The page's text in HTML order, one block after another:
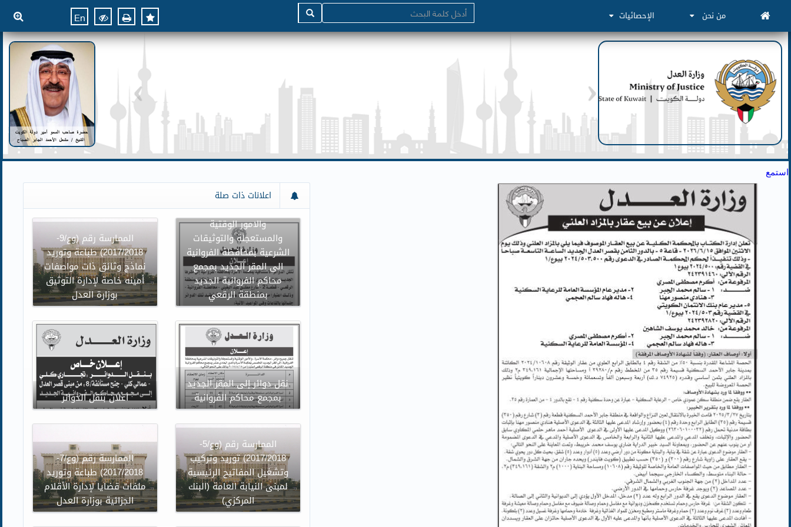
من نحن الإحصائيات En
استمع
اعلانات ذات صلة
الممارسة رقم (وع/9-
2017/2018) طباعة وتوريد
نماذج وثائق ذات مواصفات
أمينه خاصة لإدارة التوثيق
بوزارة العدل
إعلان من وزارة العدل بنقل
جميع دوائر محكمة الاسرة
والامور الوقتية
والمستعجلة والتوثيقات
الشرعية بمحافظة الفروانية
الى المقر الجديد بمجمع
محاكم الفروانية الجديد
بمنطقة الرقعي
اعلان بنقل الدوائر
نقل دوائر إلى المقر الجديد
بمجمع محاكم الفروانية
الممارسة رقم (وع/7-
2017/2018) طباعة وتوريد
ملفات قضايا لإدارة الأقلام
الجزائية بوزارة العدل
الممارسة رقم (وع/5-
2017/2018) توريد وتركيب
وتشغيل المفاتيح الرئيسية
لمبنى النيابة العامة (البنك
المركزي)